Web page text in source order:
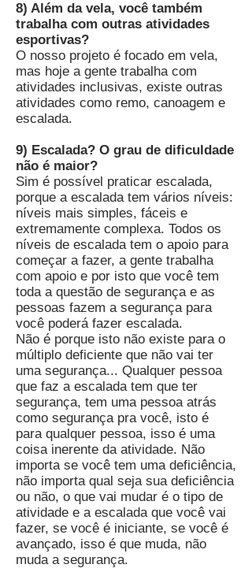
8) Além da vela, você também
trabalha com outras atividades
esportivas?
O nosso projeto é focado em vela,
mas hoje a gente trabalha com
atividades inclusivas, existe outras
atividades como remo, canoagem e
escalada.
9) Escalada? O grau de dificuldade
não é maior?
Sim é possível praticar escalada,
porque a escalada tem vários níveis:
níveis mais simples, fáceis e
extremamente complexa. Todos os
níveis de escalada tem o apoio para
começar a fazer, a gente trabalha
com apoio e por isto que você tem
toda a questão de segurança e as
pessoas fazem a segurança para
você poderá fazer escalada.
Não é porque isto não existe para o
múltiplo deficiente que não vai ter
uma segurança... Qualquer pessoa
que faz a escalada tem que ter
segurança, tem uma pessoa atrás
como segurança pra você, isto é
para qualquer pessoa, isso é uma
coisa inerente da atividade. Não
importa se você tem uma deficiência,
não importa qual seja sua deficiência
ou não, o que vai mudar é o tipo de
atividade e a escalada que você vai
fazer, se você é iniciante, se você é
avançado, isso é que muda, não
muda a segurança.